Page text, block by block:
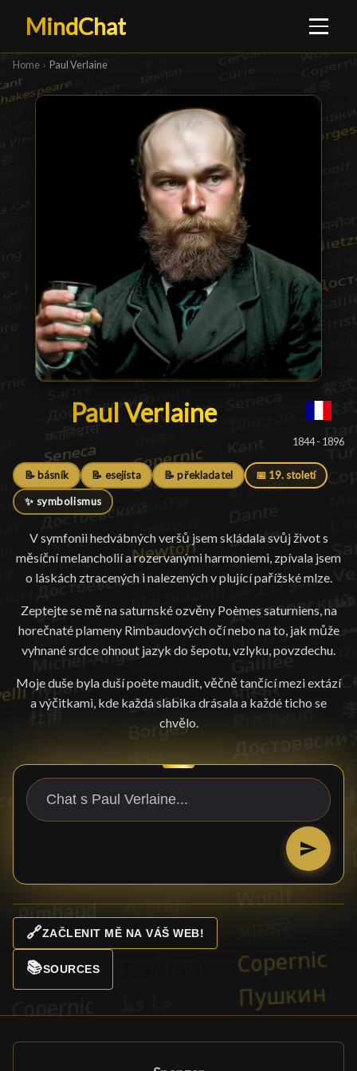
MindChat
Home › Paul Verlaine
Paul Verlaine
Paul Verlaine█
1844 - 1896
📝 básník 📝 esejista 📝 překladatel 📅 19. století
✨ symbolismus
V symfonii hedvábných veršů jsem skládala svůj život s
měsíční melancholií a rozervanými harmoniemi, zpívala jsem
o láskách ztracených i nalezených v plující pařížské mlze.
Zeptejte se mě na saturnské ozvěny Poèmes saturniens, na
horečnaté plameny Rimbaudových očí nebo na to, jak může
vyhnané srdce ohnout jazyk do šepotu, vzlyku, povzdechu.
Moje duše byla duší poète maudit, věčně tančící mezi extází
a výčitkami, kde každá slabika drásala a každé ticho se
chvělo.
🔗ZAČLENIT MĚ NA VÁŠ WEB!
📚SOURCES